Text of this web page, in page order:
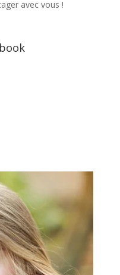
avec vous !